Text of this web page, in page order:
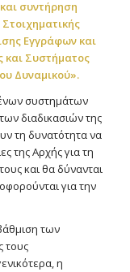
συντήρηση
Εγγράφων και
και Συστήματος
Δυναμικού».
συστημάτων
διαδικασιών της
τη δυνατότητα να
της Αρχής για τη
και θα δύνανται
για την
των
τους
η